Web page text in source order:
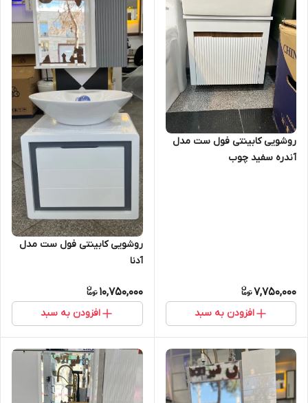
روشویی کابینتی فول ست مدل
آندره سفید چوب
7,750,000
افزودن به سبد
روشویی کابینتی فول ست مدل
آدنا
10,750,000
افزودن به سبد